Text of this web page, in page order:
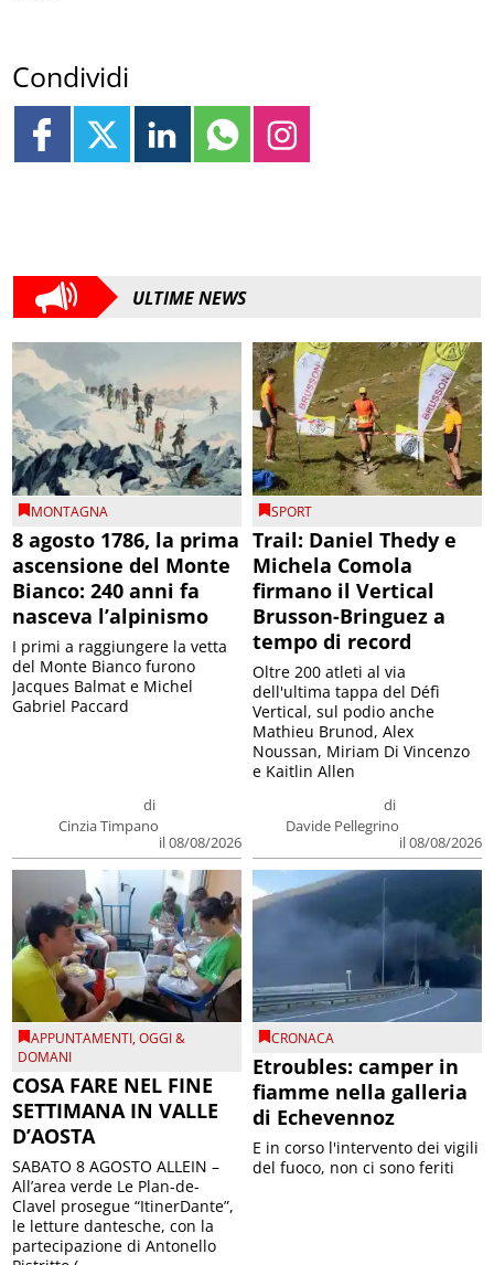
Condividi
ULTIME NEWS
MONTAGNA
8 agosto 1786, la prima
ascensione del Monte
Bianco: 240 anni fa
nasceva l’alpinismo
di
Cinzia Timpano
il 08/08/2026
I primi a raggiungere la vetta
del Monte Bianco furono
Jacques Balmat e Michel
Gabriel Paccard
SPORT
Trail: Daniel Thedy e
Michela Comola
firmano il Vertical
Brusson-Bringuez a
tempo di record
di
Davide Pellegrino
il 08/08/2026
Oltre 200 atleti al via
dell'ultima tappa del Défì
Vertical, sul podio anche
Mathieu Brunod, Alex
Noussan, Miriam Di Vincenzo
e Kaitlin Allen
APPUNTAMENTI,OGGI &
DOMANI
COSA FARE NEL FINE
SETTIMANA IN VALLE
D’AOSTA
SABATO 8 AGOSTO ALLEIN –
All’area verde Le Plan-de-
Clavel prosegue “ItinerDante”,
le letture dantesche, con la
partecipazione di Antonello
CRONACA
Etroubles: camper in
fiamme nella galleria
di Echevennoz
E in corso l'intervento dei vigili
del fuoco, non ci sono feriti